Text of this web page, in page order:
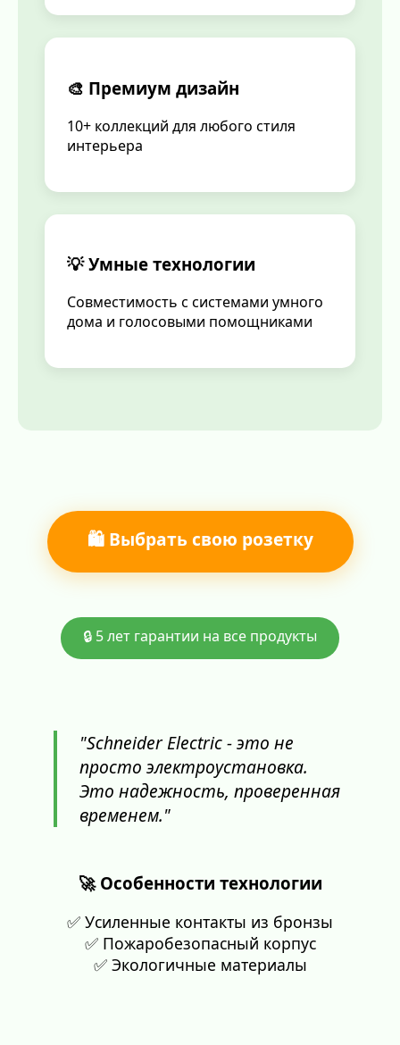
🎨 Премиум дизайн
10+ коллекций для любого стиля
интерьера
💡 Умные технологии
Совместимость с системами умного
дома и голосовыми помощниками
🛍️ Выбрать свою розетку
🔒 5 лет гарантии на все продукты
"Schneider Electric - это не
просто электроустановка.
Это надежность, проверенная
временем."
🚀 Особенности технологии
✅ Усиленные контакты из бронзы
✅ Пожаробезопасный корпус
✅ Экологичные материалы